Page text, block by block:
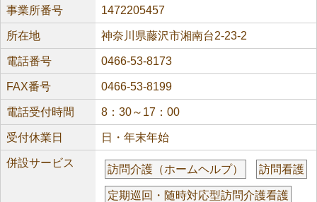
事業所番号 1472205457
所在地 神奈川県藤沢市湘南台2-23-2
電話番号 0466-53-8173
FAX番号 0466-53-8199
電話受付時間 8：30～17：00
受付休業日 日・年末年始
併設サービス
訪問介護（ホームヘルプ） 訪問看護
定期巡回・随時対応型訪問介護看護